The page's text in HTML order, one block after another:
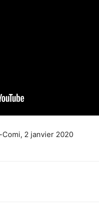
2 janvier 2020